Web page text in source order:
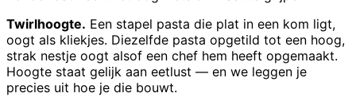
Twirlhoogte. Een stapel pasta die plat in een kom ligt,
oogt als kliekjes. Diezelfde pasta opgetild tot een hoog,
strak nestje oogt alsof een chef hem heeft opgemaakt.
Hoogte staat gelijk aan eetlust — en we leggen je
precies uit hoe je die bouwt.